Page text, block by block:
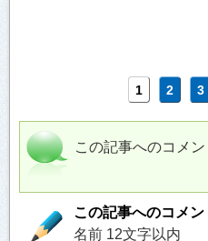
1 2 3
この記事へのコメン
この記事へのコメン
名前 12文字以内